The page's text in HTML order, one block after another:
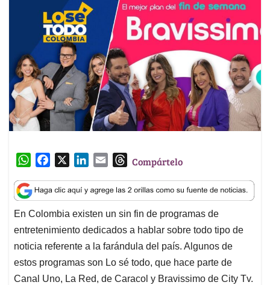
W
a
t
s
A
p
p
c
e
b
o
o
k
n
k
e
d
I
n
a
i
l
T
r
e
a
d
s
Compártelo
En Colombia existen un sin fin de programas de
entretenimiento dedicados a hablar sobre todo tipo de
noticia referente a la farándula del país. Algunos de
estos programas son Lo sé todo, que hace parte de
Canal Uno, La Red, de Caracol y Bravissimo de City Tv.